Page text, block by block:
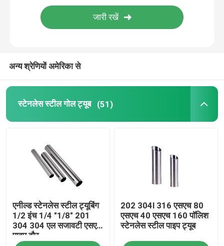
जस्ती स्टील ट्यूब
कार्बन स्टील का तार
अन्य श्रेणियों अमेरिका से
स्टेनलेस स्टील गोल ट्यूब (51)
एनील्ड स्टेनलेस स्टील ट्यूबिंग
1/2 इंच 1/4 "1/8" 201
304 304 एल सजावटी एसएस
पाइप दौर
202 304l 316 एसएच 80
एसएच 40 एसएच 160 पॉलिश
स्टेनलेस स्टील पाइप ट्यूब